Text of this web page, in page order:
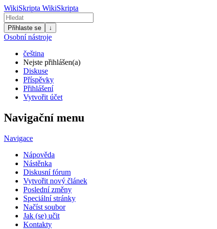
WikiSkripta WikiSkripta
Přihlaste se ↓
Osobní nástroje
čeština
Nejste přihlášen(a)
Diskuse
Příspěvky
Přihlášení
Vytvořit účet
Navigační menu
Navigace
Nápověda
Nástěnka
Diskusní fórum
Vytvořit nový článek
Poslední změny
Speciální stránky
Načíst soubor
Jak (se) učit
Kontakty